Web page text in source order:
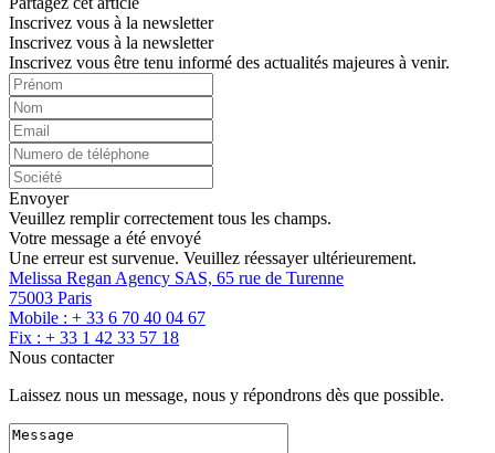
Inscrivez vous à la newsletter
Inscrivez vous à la newsletter
Inscrivez vous être tenu informé des actualités majeures à venir.
Envoyer
Veuillez remplir correctement tous les champs.
Votre message a été envoyé
Une erreur est survenue. Veuillez réessayer ultérieurement.
Melissa Regan Agency SAS, 65 rue de Turenne
75003 Paris
Mobile : + 33 6 70 40 04 67
Fix : + 33 1 42 33 57 18
Nous contacter
Laissez nous un message, nous y répondrons dès que possible.